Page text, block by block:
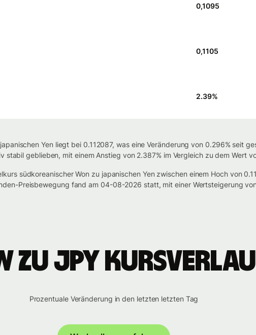
0,1095
0,1105
2.39%
Yen liegt bei 0.112087, was eine Veränderung von 0.296% seit
stabil geblieben, mit einem Anstieg von 2.387% im Vergleich zu dem Wert
südkoreanischer Won zu japanischen Yen zwischen einem Hoch von
Preisbewegung fand am 04-08-2026 statt, mit einer Wertsteigerung
zu JPY
Prozentuale Veränderung in den letzten letzten Tag